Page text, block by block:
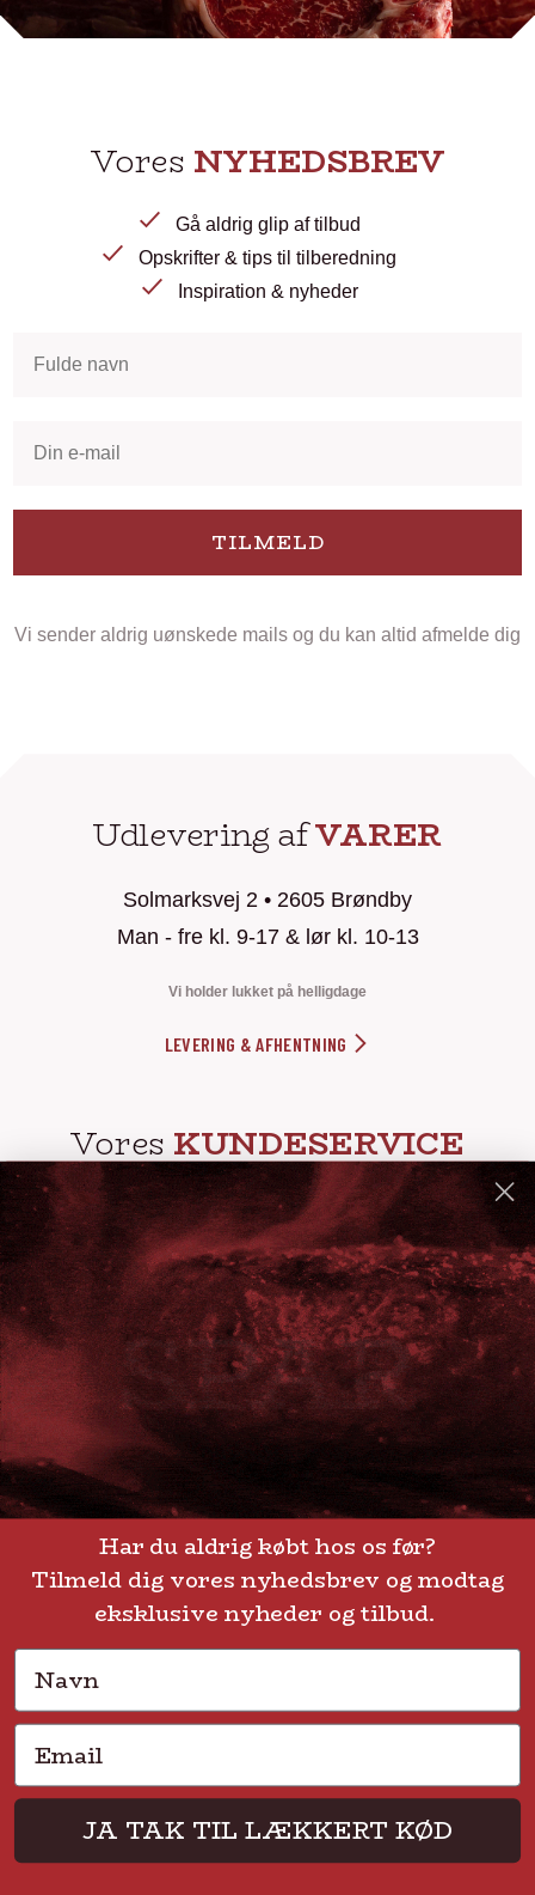
Vores NYHEDSBREV
Gå aldrig glip af tilbud
Opskrifter & tips til tilberedning
Inspiration & nyheder
TILMELD
Vi sender aldrig uønskede mails og du kan altid afmelde dig
Udlevering afVARER
Solmarksvej 2 • 2605 Brøndby
Man - fre kl. 9-17 & lør kl. 10-13
Vi holder lukket på helligdage
LEVERING & AFHENTNING
Vores KUNDESERVICE
info@steak-out.dk
+45 53644030
Telefontid: man - fre kl. 10-15
GENVEJE
Levering eller afhentning Om Steak-out.dk
Persondatapolitik
Har du aldrig købt hos os før?
Tilmeld dig vores nyhedsbrev og modtag
eksklusive nyheder og tilbud.
Navn
Email
JA TAK TIL LÆKKERT KØD